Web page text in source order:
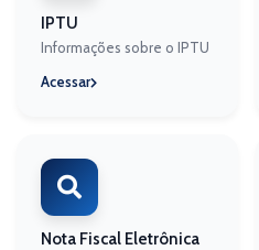
IPTU
Informações sobre o IPTU
Acessar
Nota Fiscal Eletrônica